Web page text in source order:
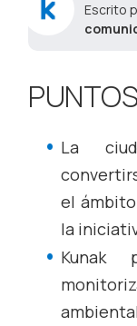
Escrito
La
el
la
Kunak